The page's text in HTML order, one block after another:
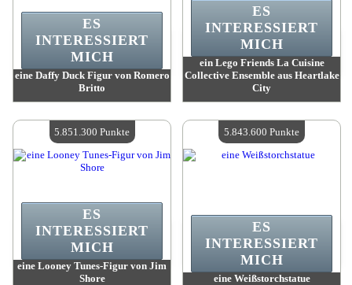
eine Daffy Duck Figur von Romero
Britto
Verfügbare Menge:4
ES
INTERESSIERT
MICH
ein Lego Friends La Cuisine
Collective Ensemble aus Heartlake
City
Verfügbare Menge:4
ES
INTERESSIERT
MICH
eine Looney Tunes-Figur von Jim
Shore
ES
INTERESSIERT
MICH
5.851.300 Punkte
eine Weißstorchstatue
ES
INTERESSIERT
MICH
5.843.600 Punkte